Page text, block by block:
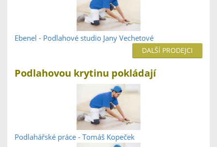
Ebenel - Podlahové studio Jany Vechetové
DALŠÍ PRODEJCI
Podlahovou krytinu pokládají
Podlahářské práce - Tomáš Kopeček